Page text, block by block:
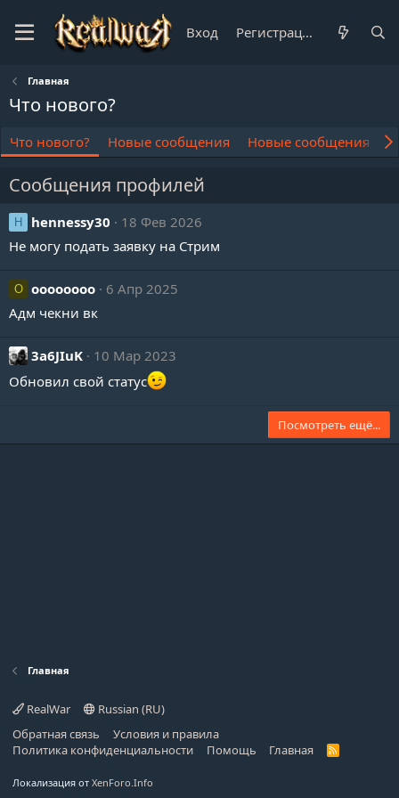
Вход Регистрация
Главная
Что нового?
Что нового? Новые сообщения Новые сообщения
Сообщения профилей
H hennessy30
18 Фев 2026
Не могу подать заявку на Стрим
O oooooooo
6 Апр 2025
Адм чекни вк
3a6JIuK
10 Мар 2023
Обновил свой статус
Посмотреть ещё...
Главная
RealWar
Russian (RU)
Обратная связь
Условия и правила
Политика конфиденциальности
Помощь Главная
R
Локализация от XenForo.Info